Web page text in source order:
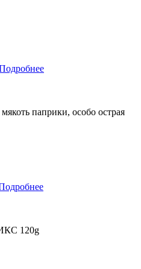
паприки, особо острая
120g